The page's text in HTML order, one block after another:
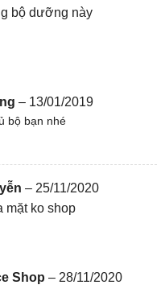
bộ dưỡng này
– 13/01/2019
bộ bạn nhé
– 25/11/2020
mặt ko shop
Shop – 28/11/2020